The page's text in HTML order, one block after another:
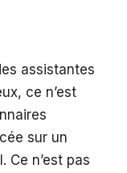
assistantes
ce n’est
sur un
n’est pas